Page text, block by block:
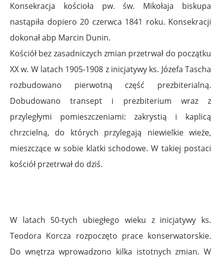
Konsekracja kościoła pw. św. Mikołaja biskupa
nastąpiła dopiero 20 czerwca 1841 roku. Konsekracji
dokonał abp Marcin Dunin.
Kościół bez zasadniczych zmian przetrwał do początku
XX w. W latach 1905-1908 z inicjatywy ks. Józefa Tascha
rozbudowano pierwotną część prezbiterialną.
Dobudowano transept i prezbiterium wraz z
przyległymi pomieszczeniami: zakrystią i kaplicą
chrzcielną, do których przylegają niewielkie wieże,
mieszczące w sobie klatki schodowe. W takiej postaci
kościół przetrwał do dziś.
W latach 50-tych ubiegłego wieku z inicjatywy ks.
Teodora Korcza rozpoczęto prace konserwatorskie.
Do wnętrza wprowadzono kilka istotnych zmian. W